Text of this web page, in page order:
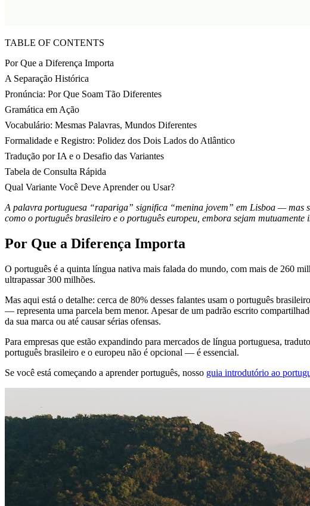
TABLE OF CONTENTS
Por Que a Diferença Importa
A Separação Histórica
Pronúncia: Por Que Soam Tão Diferentes
Gramática em Ação
Vocabulário: Mesmas Palavras, Mundos Diferentes
Formalidade e Registro: Polidez dos Dois Lados do Atlântico
Tradução por IA e o Desafio das Variantes
Tabela de Consulta Rápida
Qual Variante Você Deve Aprender ou Usar?
A palavra portuguesa “rapariga” significa “menina jovem” em Lisboa — mas
como o português brasileiro e o português europeu, embora sejam
Por Que a Diferença Importa
O português é a quinta língua nativa mais falada do mundo, com mais de 260
ultrapassar 300 milhões.
Mas aqui está o detalhe: cerca de 80% desses falantes usam o português
— representa uma parcela bem menor. Apesar de um padrão escrito
da sua marca ou até causar sérias ofensas.
Para empresas que estão expandindo para mercados de língua portuguesa,
português brasileiro e o europeu não é opcional — é essencial.
Se você está começando a aprender português, nosso guia introdutório ao